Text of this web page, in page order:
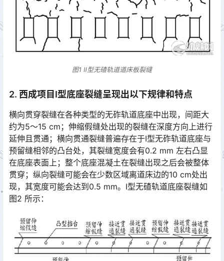
图1 Ⅱ型无碴轨道道床板裂缝
2. 西成项目Ⅰ型底座裂缝呈现出以下规律和特点
横向贯穿裂缝在各种类型的无砟轨道底座中出现，间距大
约为5～15 cm；伸缩假缝处出现的裂缝在深度方向上进行
延伸且贯通；横向贯通裂缝普遍存在于Ⅰ型无砟轨道底座与
预留缝相邻的凸台处，其裂缝宽度会有0.2 mm 左右凸显
在底座表面上；整个底座混凝土在裂缝出现之后会被整体
贯穿；纵向裂缝可能会在少数区域离道床边的10 cm处出
现，其宽度可能会达到0.5 mm。Ⅰ型无碴轨道底座裂缝如
图2 所示：󠅅󠅃󠄵󠅂󠄪󠇖󠆨󠆨󠇕󠆞󠆒󠅬󠇘󠆭󠆘󠇙󠆝󠅵󠇗󠆭󠆁󠄐󠇗󠅹󠅸󠇖󠆍󠅳󠇖󠅹󠅰󠇖󠆌󠅹